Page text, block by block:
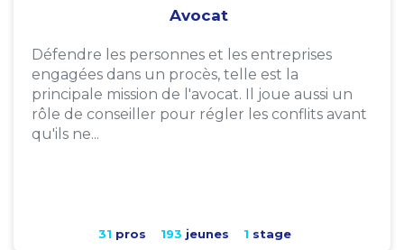
Avocat
Défendre les personnes et les entreprises
engagées dans un procès, telle est la
principale mission de l'avocat. Il joue aussi un
rôle de conseiller pour régler les conflits avant
qu'ils ne...
31 pros 193 jeunes 1 stage